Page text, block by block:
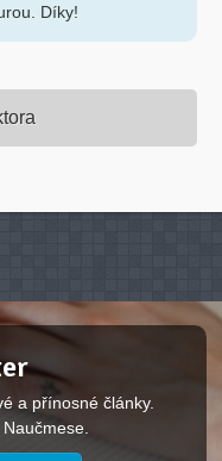
Díky!
a přínosné články.